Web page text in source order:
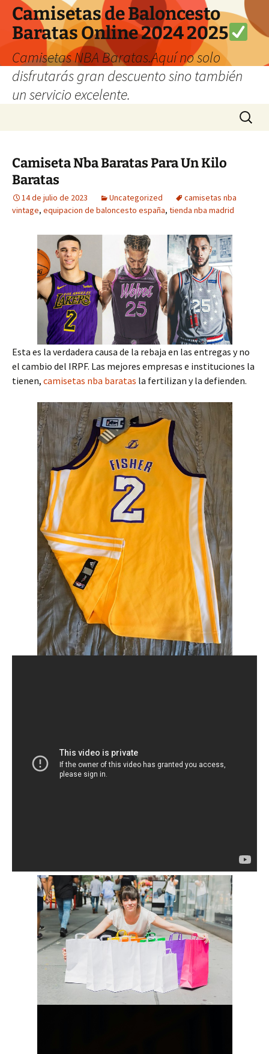
Camisetas de Baloncesto
Baratas Online 2024 2025
Camisetas NBA Baratas.Aquí no solo
disfrutarás gran descuento sino también
un servicio excelente.
Buscar:
Camiseta Nba Baratas Para Un Kilo
Baratas
14 de julio de 2023 Uncategorized
camisetas nba
vintage, equipacion de baloncesto españa, tienda nba madrid
Esta es la verdadera causa de la rebaja en las entregas y no
el cambio del IRPF. Las mejores empresas e instituciones la
tienen, camisetas nba baratas la fertilizan y la defienden.